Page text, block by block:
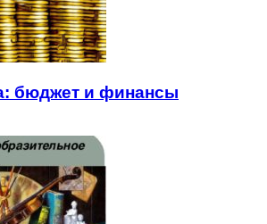
бюджет и финансы